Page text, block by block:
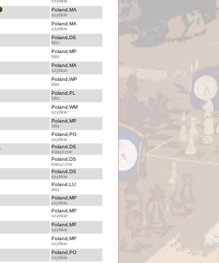
szybkie
Poland,MA
szybkie
Poland,MA
szybkie
Poland,DS
blitz
Poland,MP
blitz
Poland,MA
szybkie
Poland,WP
blitz
Poland,PL
blitz
Poland,WM
szybkie
Poland,MP
blitz
Poland,PO
szybkie
Poland,DS
klasyczne
Poland,DS
klasyczne
Poland,DS
szybkie
Poland,LU
blitz
Poland,MP
szybkie
Poland,MP
szybkie
Poland,MP
szybkie
Poland,MP
szybkie
Poland,PO
szybkie